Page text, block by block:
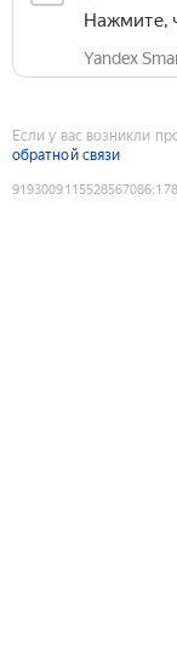
Нажмите,
Yandex
Если у вас возникли
обратной связи
9193009115528567086: